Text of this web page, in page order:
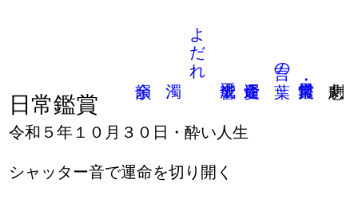
言の葉
よだれ
日常鑑賞
令和５年１０月３０日・酔い人生
シャッター音で運命を切り開く